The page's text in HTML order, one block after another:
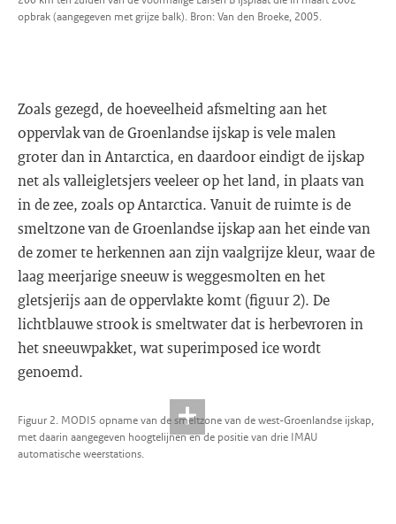
opbrak (aangegeven met grijze balk). Bron: Van den Broeke, 2005.
Zoals gezegd, de hoeveelheid afsmelting aan het
oppervlak van de Groenlandse ijskap is vele malen
groter dan in Antarctica, en daardoor eindigt de ijskap
net als valleigletsjers veeleer op het land, in plaats van
in de zee, zoals op Antarctica. Vanuit de ruimte is de
smeltzone van de Groenlandse ijskap aan het einde van
de zomer te herkennen aan zijn vaalgrijze kleur, waar de
laag meerjarige sneeuw is weggesmolten en het
gletsjerijs aan de oppervlakte komt (figuur 2). De
lichtblauwe strook is smeltwater dat is herbevroren in
het sneeuwpakket, wat superimposed ice wordt
genoemd.
Figuur 2. MODIS opname van de smeltzone van de west-Groenlandse ijskap,
met daarin aangegeven hoogtelijnen en de positie van drie IMAU
automatische weerstations.